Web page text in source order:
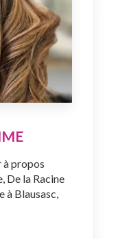
à propos
De la Racine
à Blausasc,